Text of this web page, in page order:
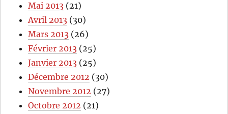
Mai 2013 (21)
Avril 2013 (30)
Mars 2013 (26)
Février 2013 (25)
Janvier 2013 (25)
Décembre 2012 (30)
Novembre 2012 (27)
Octobre 2012 (21)